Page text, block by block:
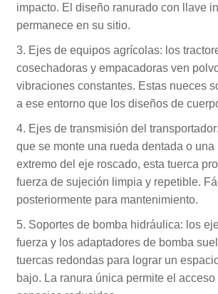
impacto. El diseño ranurado con llave
permanece en su sitio.
3. Ejes de equipos agrícolas: los
cosechadoras y empacadoras ven
vibraciones constantes. Estas nueces
a ese entorno que los diseños de
4. Ejes de transmisión del
que se monte una rueda dentada o una
extremo del eje roscado, esta tuerca
fuerza de sujeción limpia y repetible.
posteriormente para mantenimiento.
5. Soportes de bomba hidráulica: los
fuerza y ​​los adaptadores de bomba
tuercas redondas para lograr un
bajo. La ranura única permite el